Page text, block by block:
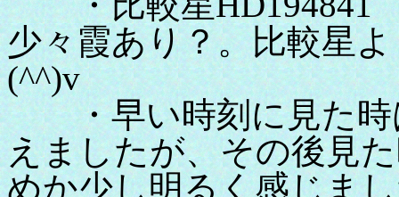
少々霞あり？。比較星
(^^)v
・早い時刻に見た時
えましたが、その後見
めか少し明るく感じま